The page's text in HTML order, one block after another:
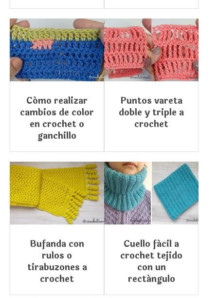
Cómo realizar
cambios de color
en crochet o
ganchillo
Puntos vareta
doble y triple a
crochet
Bufanda con
rulos o
tirabuzones a
crochet
Cuello fácil a
crochet tejido
con un
rectángulo